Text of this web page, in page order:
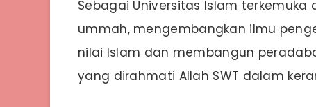
Sebagai Universitas Islam
ummah, mengembangkan ilmu
nilai Islam dan membangun
yang dirahmati Allah SWT dalam